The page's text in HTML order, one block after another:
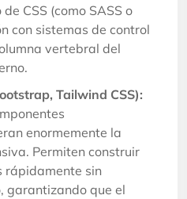
CSS (como SASS o
con sistemas de control
vertebral del
Tailwind CSS):
enormemente la
Permiten construir
rápidamente sin
garantizando que el